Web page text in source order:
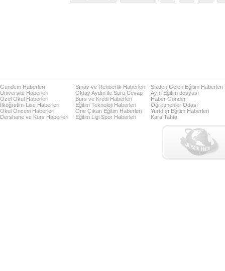
Gündem Haberleri
Üniversite Haberleri
Özel Okul Haberleri
İlköğretim-Lise Haberleri
Okul Öncesi Haberleri
Dershane ve Kurs Haberleri
Sınav ve Rehberlik Haberleri
Oktay Aydın ile Soru Cevap
Burs ve Kredi Haberleri
Eğitim Teknoloji Haberleri
Öne Çıkan Eğitim Haberleri
Eğitim Ligi Spor Haberleri
Sizden Gelen Eğitim Haberleri
Ayın Eğitim dosyası
Haber Gönder
Öğretmenler Odası
Yurtdışı Eğitim Haberleri
Kara Tahta